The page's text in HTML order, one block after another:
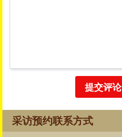
提交评论
采访预约联系方式